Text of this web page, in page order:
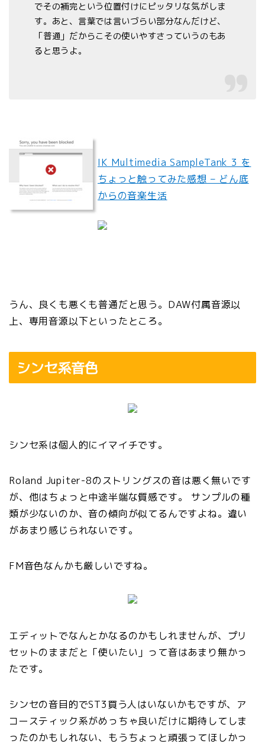
でその補完という位置付けにピッタリな気がしま
す。あと、言葉では言いづらい部分なんだけど、
「普通」だからこその使いやすさっていうのもあ
ると思うよ。
IK Multimedia SampleTank 3 を
ちょっと触ってみた感想 – どん底
からの音楽生活
うん、良くも悪くも普通だと思う。DAW付属音源以
上、専用音源以下といったところ。
シンセ系音色
シンセ系は個人的にイマイチです。
Roland Jupiter-8のストリングスの音は悪く無いです
が、他はちょっと中途半端な質感です。 サンプルの種
類が少ないのか、音の傾向が似てるんですよね。違い
があまり感じられないです。
FM音色なんかも厳しいですね。
エディットでなんとかなるのかもしれませんが、プリ
セットのままだと「使いたい」って音はあまり無かっ
たです。
シンセの音目的でST3買う人はいないかもですが、ア
コースティック系がめっちゃ良いだけに期待してしま
ったのかもしれない、もうちょっと頑張ってほしかっ